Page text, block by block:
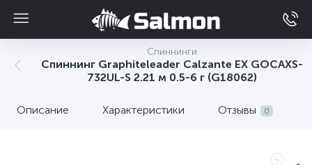
Спиннинги
Спиннинг Graphiteleader Calzante EX GOCAXS-
732UL-S 2.21 м 0.5-6 г (G18062)
Описание Характеристики Отзывы 0